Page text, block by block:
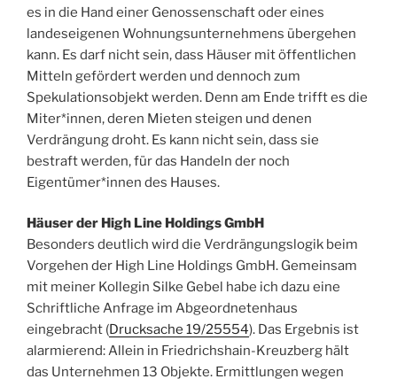
es in die Hand einer Genossenschaft oder eines
landeseigenen Wohnungsunternehmens übergehen
kann. Es darf nicht sein, dass Häuser mit öffentlichen
Mitteln gefördert werden und dennoch zum
Spekulationsobjekt werden. Denn am Ende trifft es die
Miter*innen, deren Mieten steigen und denen
Verdrängung droht. Es kann nicht sein, dass sie
bestraft werden, für das Handeln der noch
Eigentümer*innen des Hauses.
Häuser der High Line Holdings GmbH
Besonders deutlich wird die Verdrängungslogik beim
Vorgehen der High Line Holdings GmbH. Gemeinsam
mit meiner Kollegin Silke Gebel habe ich dazu eine
Schriftliche Anfrage im Abgeordnetenhaus
eingebracht (Drucksache 19/25554). Das Ergebnis ist
alarmierend: Allein in Friedrichshain-Kreuzberg hält
das Unternehmen 13 Objekte. Ermittlungen wegen